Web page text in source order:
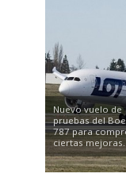
Nuevo vuelo de
pruebas del
787 para
ciertas mejoras.